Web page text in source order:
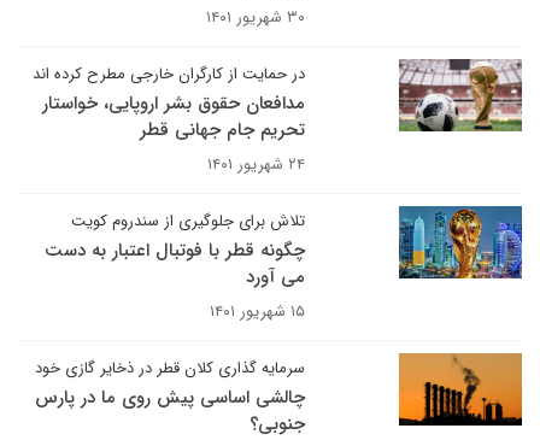
۳۰ شهریور ۱۴۰۱
در حمایت از کارگران خارجی مطرح کرده اند
مدافعان حقوق بشر اروپایی، خواستار
تحریم جام جهانی قطر
۲۴ شهریور ۱۴۰۱
تلاش برای جلوگیری از سندروم کویت
چگونه قطر با فوتبال اعتبار به دست
می آورد
۱۵ شهریور ۱۴۰۱
سرمایه گذاری کلان قطر در ذخایر گازی خود
چالشی اساسی پیش روی ما در پارس
جنوبی؟